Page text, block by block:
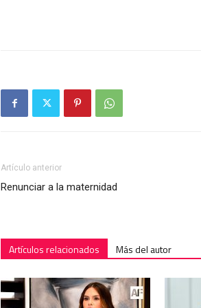
Artículo anterior
Renunciar a la maternidad
Artículos relacionados Más del autor